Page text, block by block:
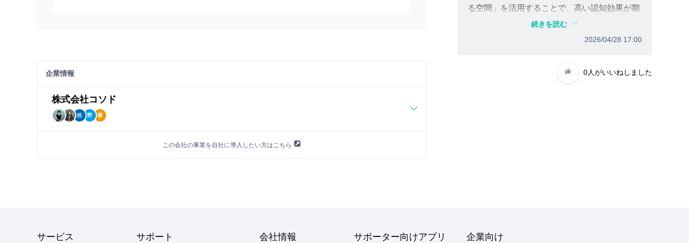
喫煙空間イメージ
企業情報
株式会社コソド
佐 野 勝
この会社の事業を自社に導入したい方はこちら
る空間」を活用することで、高い認知効果が期
待でき、企業の課題に直結した提案が可能で
高所得者層にリーチできるため、ターゲットが
続きを読む
2026/04/28 17:00
0人がいいねしました
サービス サポート 会社情報 サポーター向けアプリ 企業向け